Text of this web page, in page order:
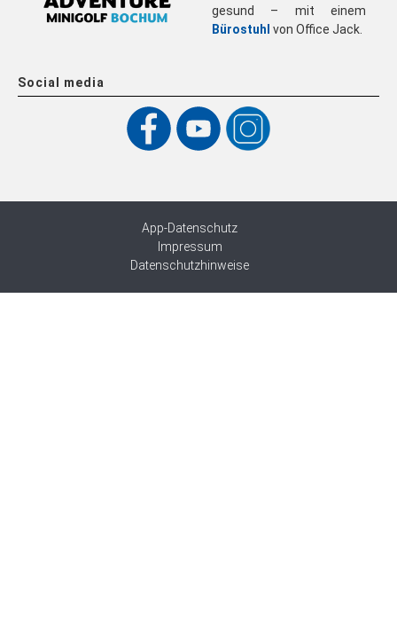
gesund – mit einem
Bürostuhl von Office Jack.
Social media
App-Datenschutz
Impressum
Datenschutzhinweise